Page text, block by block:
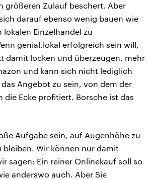
größeren Zulauf beschert. Aber
darauf ebenso wenig bauen wie
lokalen Einzelhandel zu
genial.lokal erfolgreich sein will,
damit locken und überzeugen, mehr
und kann sich nicht lediglich
Angebot zu sein, von dem der
die Ecke profitiert. Borsche ist das
Aufgabe sein, auf Augenhöhe zu
bleiben. Wir können nur damit
sagen: Ein reiner Onlinekauf soll so
anderswo auch. Aber Sie